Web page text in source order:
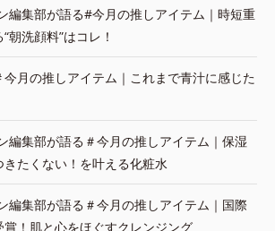
編集部が語る#今月の推しアイテム｜時短重
朝洗顔料”はコレ！
月の推しアイテム｜これまで青汁に感じた
編集部が語る＃今月の推しアイテム｜保湿
きたくない！を叶える化粧水
編集部が語る＃今月の推しアイテム｜国際
！肌と心をほぐすクレンジング